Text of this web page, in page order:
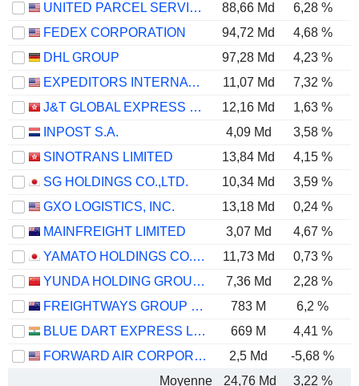
UNITED PARCEL SERVICE, INC. 88,66 Md 6,28 %
FEDEX CORPORATION
94,72 Md 4,68 %
DHL GROUP
97,28 Md 4,23 %
EXPEDITORS INTERNATIONAL OF WASHINGTON INC.
11,07 Md 7,32 %
J&T GLOBAL EXPRESS LIMITED
12,16 Md 1,63 %
INPOST S.A.
4,09 Md 3,58 %
SINOTRANS LIMITED
13,84 Md 4,15 %
SG HOLDINGS CO.,LTD.
10,34 Md 3,59 %
GXO LOGISTICS, INC.
13,18 Md 0,24 %
MAINFREIGHT LIMITED
3,07 Md 4,67 %
YAMATO HOLDINGS CO., LTD.
11,73 Md 0,73 %
YUNDA HOLDING GROUP CO., LTD.
7,36 Md 2,28 %
FREIGHTWAYS GROUP LIMITED
783 M 6,2 %
BLUE DART EXPRESS LIMITED
669 M 4,41 %
FORWARD AIR CORPORATION
2,5 Md -5,68 %
Moyenne
24,76 Md 3,22 %